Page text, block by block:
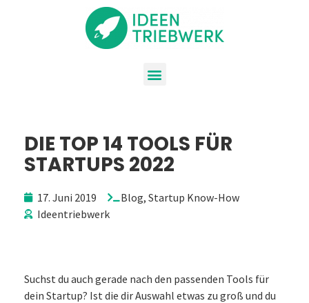
DIE TOP 14 TOOLS FÜR
STARTUPS 2022
17. Juni 2019 Blog, Startup Know-How
Ideentriebwerk
Suchst du auch gerade nach den passenden Tools für
dein Startup? Ist die dir Auswahl etwas zu groß und du